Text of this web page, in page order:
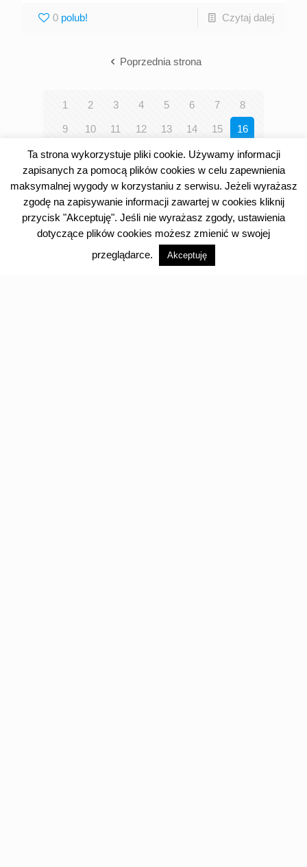
0 Czytaj dalej
Poprzednia strona
1 2 3 4 5 6 7 8
9 10 11 12 13 14 15 16
17 18 19 20 21 22 23 24
25 26 27 28 29 30 31 32
33 34 35 36 37 38 39 40
41 42
Następna strona
Ta strona wykorzystuje pliki cookie. Używamy informacji
zapisanych za pomocą plików cookies w celu zapewnienia
maksymalnej wygody w korzystaniu z serwisu. Jeżeli wyrażasz
zgodę na zapisywanie informacji zawartej w cookies kliknij
przycisk "Akceptuję". Jeśli nie wyrażasz zgody, ustawienia
dotyczące plików cookies możesz zmienić w swojej
przeglądarce.
Akceptuję